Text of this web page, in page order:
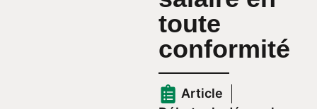
toute
conformité
Article